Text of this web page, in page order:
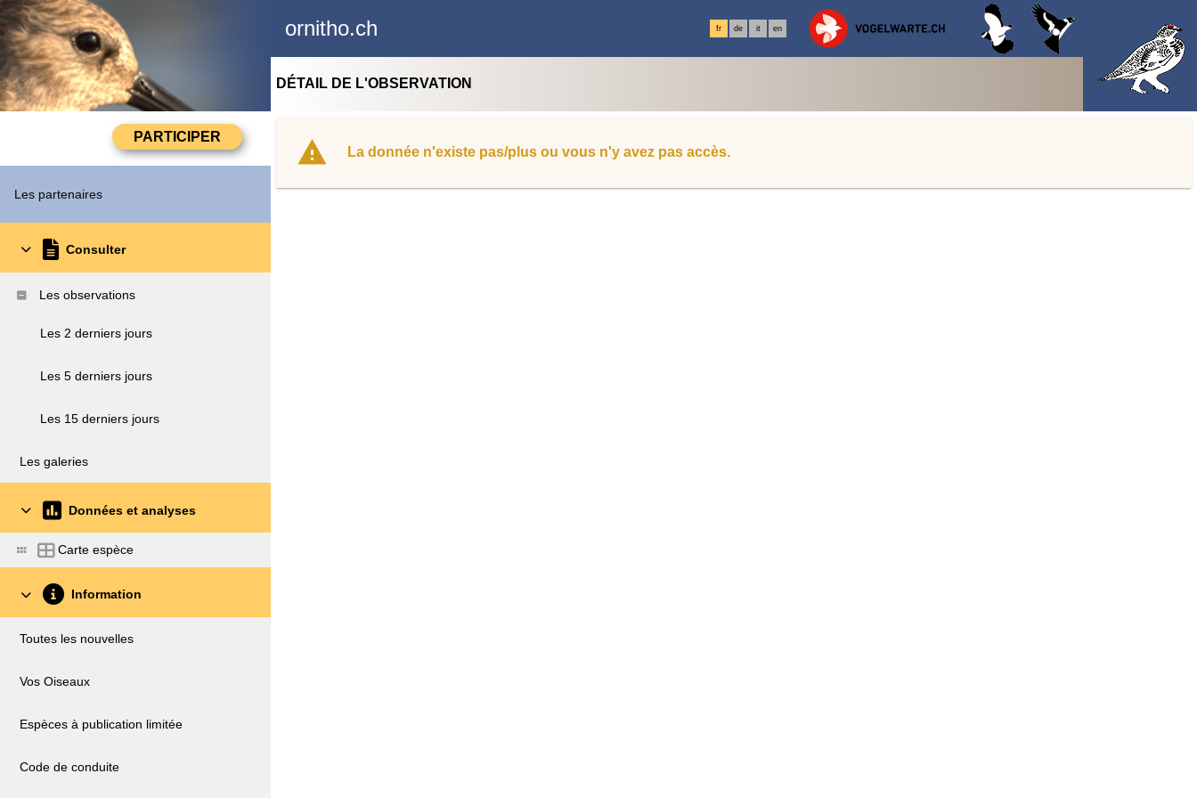
ornitho.ch fr de it en
Les partenaires
Consulter
Les observations
Les 2 derniers jours
Les 5 derniers jours
Les 15 derniers jours
Les galeries
Données et analyses
Carte espèce
Information
Toutes les nouvelles
Vos Oiseaux
Espèces à publication limitée
Code de conduite
DÉTAIL DE L'OBSERVATION
La donnée n'existe pas/plus ou vous n'y avez pas accès.